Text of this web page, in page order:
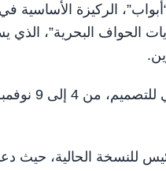
“أبواب”، الركيزة
“حكايات الحواف
ويُعرض
للنسخة الحالية، حيث